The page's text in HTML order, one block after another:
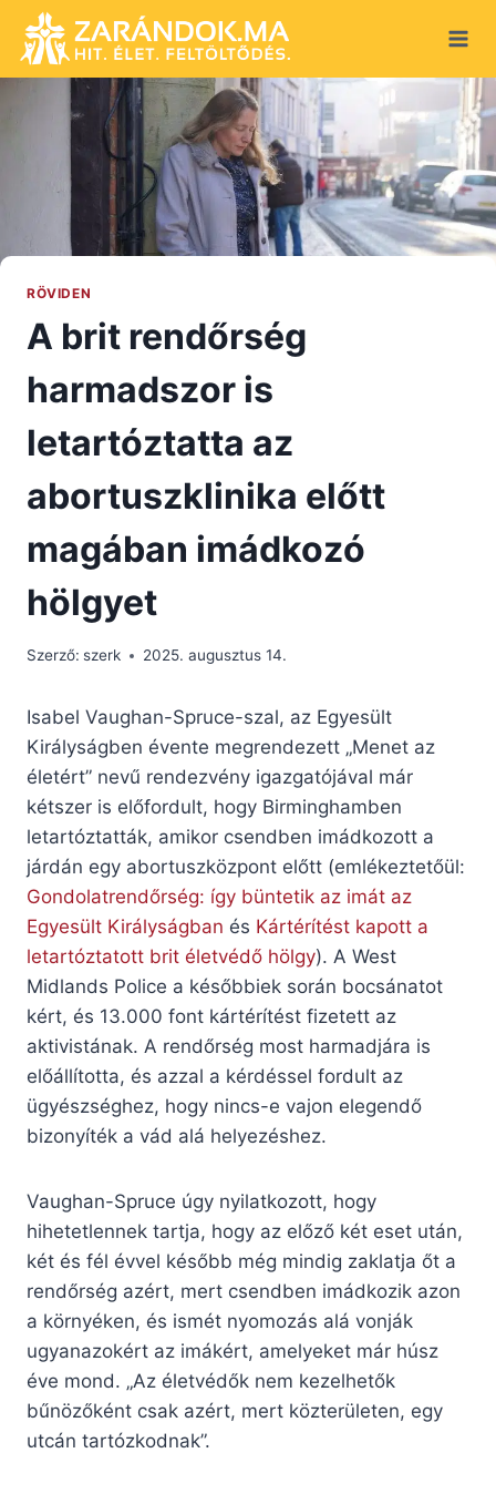
content
RÖVIDEN
A brit rendőrség
harmadszor is
letartóztatta az
abortuszklinika előtt
magában imádkozó
hölgyet
Szerző: szerk 2025. augusztus 14.
Isabel Vaughan-Spruce-szal, az Egyesült
Királyságben évente megrendezett „Menet az
életért” nevű rendezvény igazgatójával már
kétszer is előfordult, hogy Birminghamben
letartóztatták, amikor csendben imádkozott a
járdán egy abortuszközpont előtt (emlékeztetőül:
Gondolatrendőrség: így büntetik az imát az
Egyesült Királyságban és Kártérítést kapott a
letartóztatott brit életvédő hölgy). A West
Midlands Police a későbbiek során bocsánatot
kért, és 13.000 font kártérítést fizetett az
aktivistának. A rendőrség most harmadjára is
előállította, és azzal a kérdéssel fordult az
ügyészséghez, hogy nincs-e vajon elegendő
bizonyíték a vád alá helyezéshez.
Vaughan-Spruce úgy nyilatkozott, hogy
hihetetlennek tartja, hogy az előző két eset után,
két és fél évvel később még mindig zaklatja őt a
rendőrség azért, mert csendben imádkozik azon
a környéken, és ismét nyomozás alá vonják
ugyanazokért az imákért, amelyeket már húsz
éve mond. „Az életvédők nem kezelhetők
bűnözőként csak azért, mert közterületen, egy
utcán tartózkodnak”.